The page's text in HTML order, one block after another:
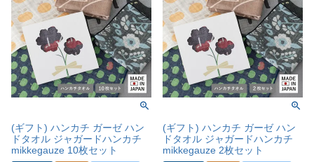
(ギフト) ハンカチ ガーゼ ハン
ドタオル ジャガードハンカチ
mikkegauze 10枚セット
(ギフト) ハンカチ ガーゼ ハン
ドタオル ジャガードハンカチ
mikkegauze 2枚セット